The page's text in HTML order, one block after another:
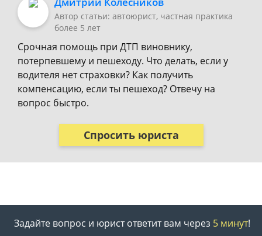
Автор статьи: автоюрист, частная практика
более 5 лет
Срочная помощь при ДТП виновнику,
потерпевшему и пешеходу. Что делать, если у
водителя нет страховки? Как получить
компенсацию, если ты пешеход? Отвечу на
вопрос быстро.
Спросить юриста
Задайте вопрос и юрист ответит вам через 5 минут!